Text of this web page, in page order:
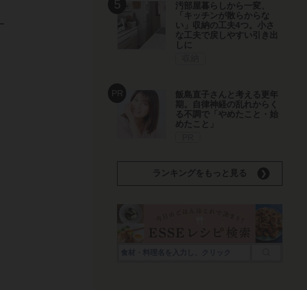
汚部屋暮らしから一変、
「キッチンが散らからな
い」収納の工夫4つ。小さ
な工夫で戻しやすい引き出
しに
飯島直子さんと考える更年
期。自律神経の乱れからく
る不調で「やめたこと・始
めたこと」
ランキングをもっと見る